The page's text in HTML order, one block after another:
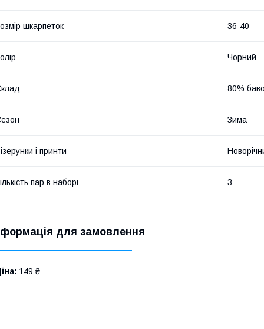
шкарпеток 36-40
Чорний
80%
Зима
і принти
пар в наборі 3
для замовлення
149 ₴